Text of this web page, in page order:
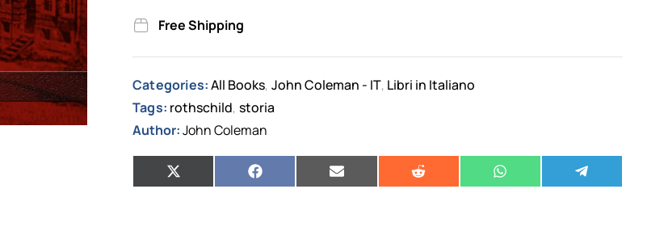
Free Shipping
Categories: All Books, John Coleman - IT, Libri in Italiano
Tags: rothschild, storia
Author:John Coleman